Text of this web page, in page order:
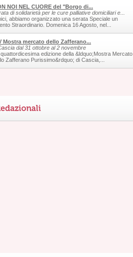
NOI NEL CUORE del "Borgo di...
di solidarietà per le cure palliative domiciliari e...
abbiamo organizzato una serata Speciale un
Straordinario. Domenica 16 Agosto, nel...
Mostra mercato dello Zafferano...
dal 31 ottobre al 2 novembre
quattordicesima edizione della &ldquo;Mostra Mercato
Zafferano Purissimo&rdquo; di Cascia,...